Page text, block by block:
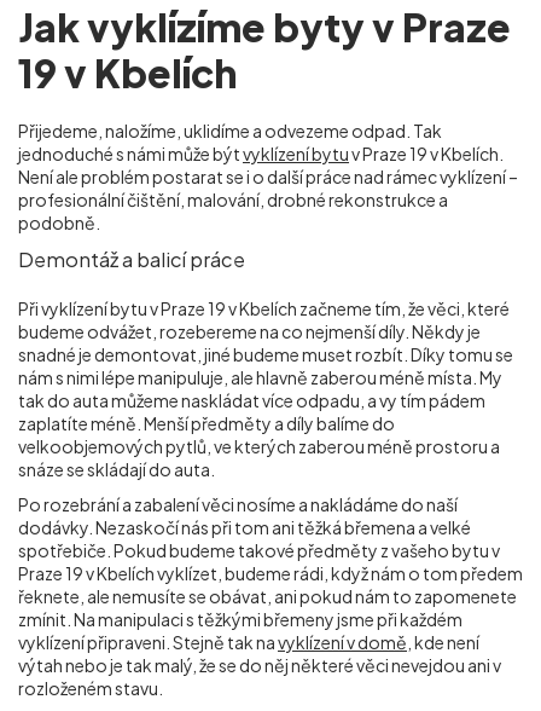
Jak vyklízíme byty v Praze
19 v Kbelích
Přijedeme, naložíme, uklidíme a odvezeme odpad. Tak
jednoduché s námi může býtvyklízení bytuv Praze 19 v Kbelích.
Není ale problém postarat se i o další práce nad rámec vyklízení –
profesionální čištění, malování, drobné rekonstrukce a
podobně.
Demontáž a balicí práce
Při vyklízení bytu v Praze 19 v Kbelích začneme tím, že věci, které
budeme odvážet, rozebereme na co nejmenší díly. Někdy je
snadné je demontovat, jiné budeme muset rozbít. Díky tomu se
nám s nimi lépe manipuluje, ale hlavně zaberou méně místa. My
tak do auta můžeme naskládat více odpadu, a vy tím pádem
zaplatíte méně. Menší předměty a díly balíme do
velkoobjemových pytlů, ve kterých zaberou méně prostoru a
snáze se skládají do auta.
Po rozebrání a zabalení věci nosíme a nakládáme do naší
dodávky. Nezaskočí nás při tom ani těžká břemena a velké
spotřebiče. Pokud budeme takové předměty z vašeho bytu v
Praze 19 v Kbelích vyklízet, budeme rádi, když nám o tom předem
řeknete, ale nemusíte se obávat, ani pokud nám to zapomenete
zmínit. Na manipulaci s těžkými břemeny jsme při každém
vyklízení připraveni. Stejně tak navyklízení v domě , kde není
výtah nebo je tak malý, že se do něj některé věci nevejdou ani v
rozloženém stavu.